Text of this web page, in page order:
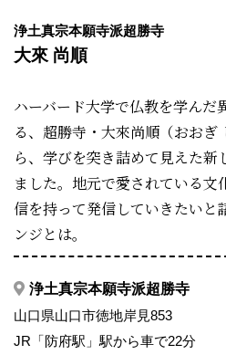
浄土真宗本願寺派超勝寺
大來 尚順
ハーバード大学で仏教を学んだ
る、超勝寺・大來尚順（おおぎ
ら、学びを突き詰めて見えた
ました。地元で愛されている文
信を持って発信していきたいと
ンジとは。
浄土真宗本願寺派超勝寺
山口県山口市徳地岸見853
JR「防府駅」駅から車で22分